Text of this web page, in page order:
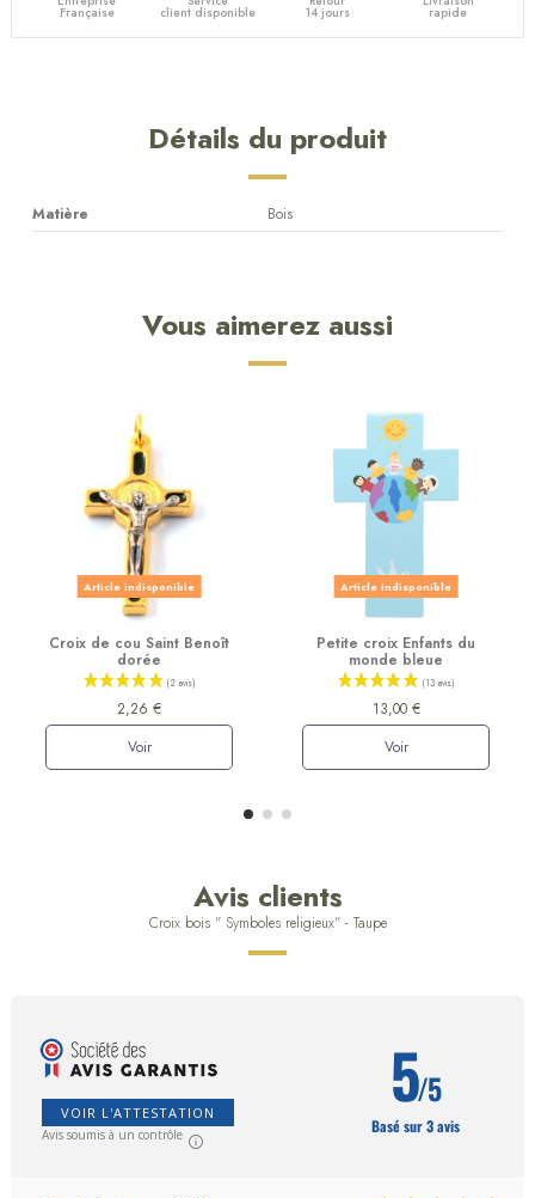
Française client disponible 14 jours rapide
Détails du produit
Matière Bois
Vous aimerez aussi
Article indisponible
Croix de cou Saint Benoît
dorée
2,26 €
Voir
Article indisponible
Petite croix Enfants du
monde bleue
13,00 €
Voir
Avis clients
Croix bois " Symboles religieux" - Taupe
VOIR L'ATTESTATION
Avis soumis à un contrôle
5/5
Basé sur 3 avis